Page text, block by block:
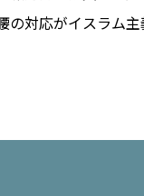
#おでかけ #歴史
#車生活
の対応がイスラム